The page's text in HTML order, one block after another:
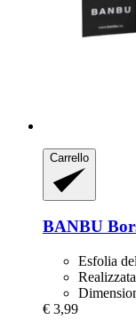
Carrello
BANBU
Esfolia
€ 3,99